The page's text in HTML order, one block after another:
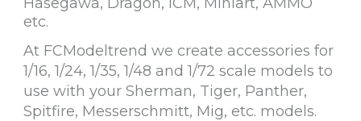
etc.
At FCModeltrend we create accessories for
1/16, 1/24, 1/35, 1/48 and 1/72 scale models to
use with your Sherman, Tiger, Panther,
Spitfire, Messerschmitt, Mig, etc. models.